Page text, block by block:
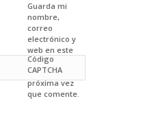
Guarda mi
nombre,
correo
electrónico y
web en este
navegador
para la
próxima vez
que comente.
Código
CAPTCHA